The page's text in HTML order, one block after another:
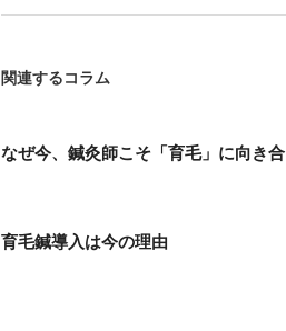
関連するコラム
なぜ今、鍼灸師こそ「育毛」に向き
育毛鍼導入は今の理由